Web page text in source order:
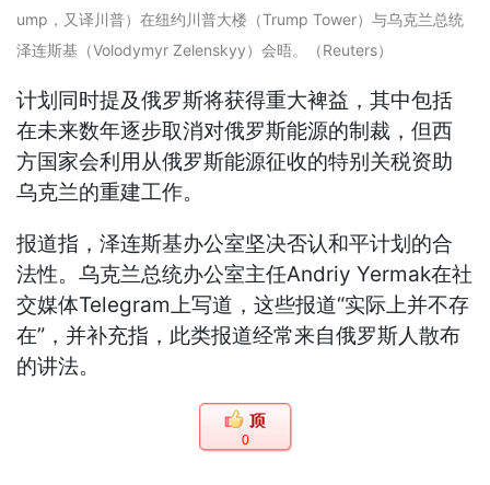
ump，又译川普）在纽约川普大楼（Trump Tower）与乌克兰总统
泽连斯基（Volodymyr Zelenskyy）会晤。（Reuters）
计划同时提及俄罗斯将获得重大裨益，其中包括
在未来数年逐步取消对俄罗斯能源的制裁，但西
方国家会利用从俄罗斯能源征收的特别关税资助
乌克兰的重建工作。
报道指，泽连斯基办公室坚决否认和平计划的合
法性。乌克兰总统办公室主任Andriy Yermak在社
交媒体Telegram上写道，这些报道“实际上并不存
在”，并补充指，此类报道经常来自俄罗斯人散布
的讲法。
0